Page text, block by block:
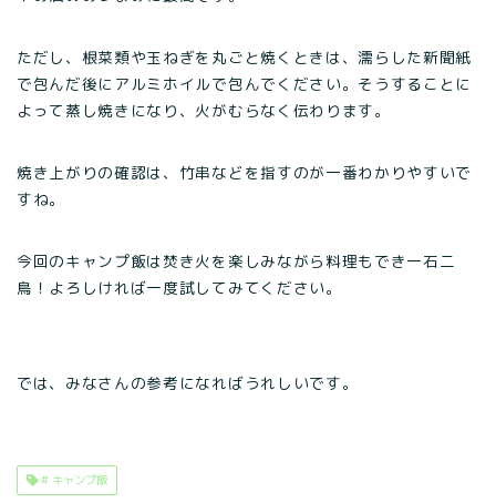
ただし、根菜類や玉ねぎを丸ごと焼くときは、濡らした新聞紙
で包んだ後にアルミホイルで包んでください。そうすることに
よって蒸し焼きになり、火がむらなく伝わります。
焼き上がりの確認は、竹串などを指すのが一番わかりやすいで
すね。
今回のキャンプ飯は焚き火を楽しみながら料理もでき一石二
鳥！よろしければ一度試してみてください。
では、みなさんの参考になればうれしいです。
# キャンプ飯